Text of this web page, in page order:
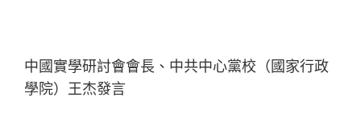
中國實學研討會會長、中共中心黨校（國家行政
學院）王杰發言